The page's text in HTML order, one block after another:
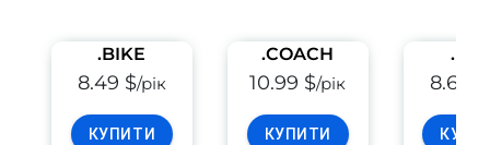
.BIKE
8.49 $/рік
КУПИТИ
.COACH
10.99 $/рік
КУПИТИ
8.69 $